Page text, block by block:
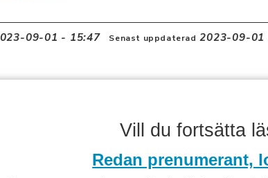
2023-09-01 - 15:47 Senast uppdaterad 2023-09-
Vill du fortsätta
Redan prenumerant,